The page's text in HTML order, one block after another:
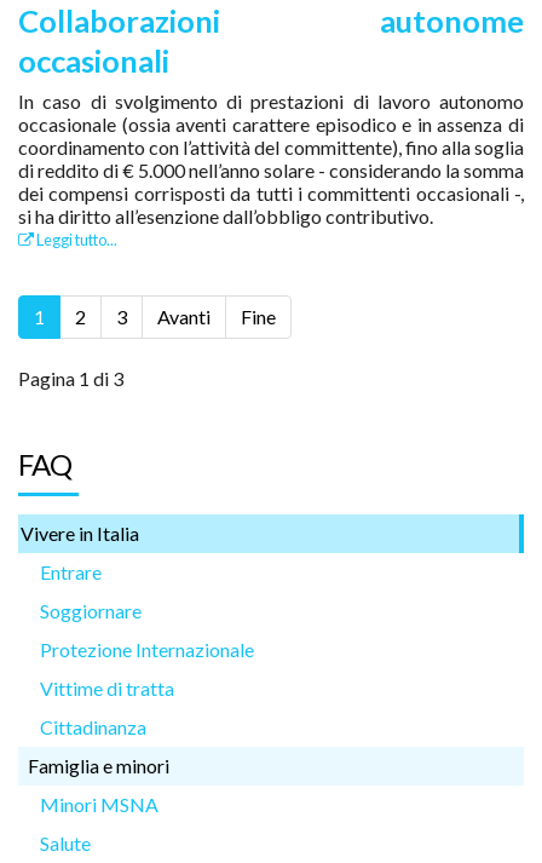
Collaborazioni autonome
occasionali
In caso di svolgimento di prestazioni di lavoro autonomo
occasionale (ossia aventi carattere episodico e in assenza di
coordinamento con l’attività del committente), fino alla soglia
di reddito di € 5.000 nell’anno solare - considerando la somma
dei compensi corrisposti da tutti i committenti occasionali -,
si ha diritto all’esenzione dall’obbligo contributivo.
Leggi tutto...
1 2 3 Avanti Fine
Pagina 1 di 3
FAQ
Vivere in Italia
Entrare
Soggiornare
Protezione Internazionale
Vittime di tratta
Cittadinanza
Famiglia e minori
Minori MSNA
Salute